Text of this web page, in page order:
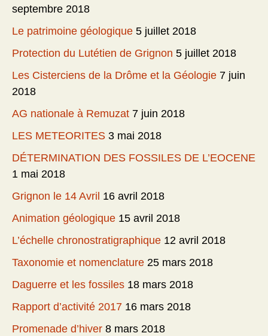
septembre 2018
Le patrimoine géologique 5 juillet 2018
Protection du Lutétien de Grignon 5 juillet 2018
Les Cisterciens de la Drôme et la Géologie 7 juin
2018
AG nationale à Remuzat 7 juin 2018
LES METEORITES 3 mai 2018
DÉTERMINATION DES FOSSILES DE L’EOCENE
1 mai 2018
Grignon le 14 Avril 16 avril 2018
Animation géologique 15 avril 2018
L’échelle chronostratigraphique 12 avril 2018
Taxonomie et nomenclature 25 mars 2018
Daguerre et les fossiles 18 mars 2018
Rapport d’activité 2017 16 mars 2018
Promenade d’hiver 8 mars 2018